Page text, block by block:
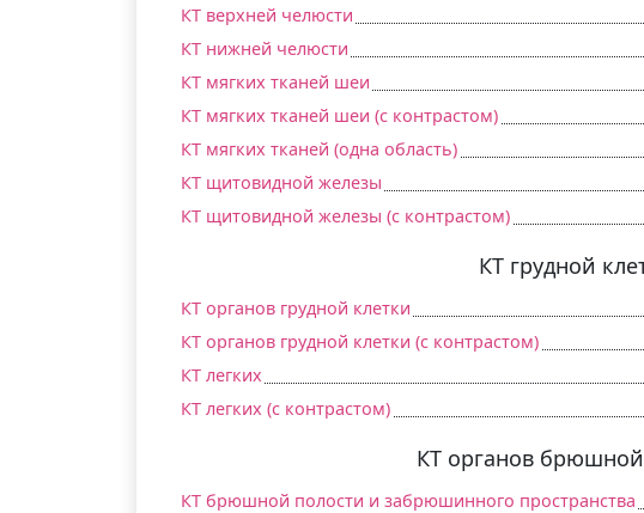
КТ верхней челюсти
КТ нижней челюсти
КТ мягких тканей шеи
КТ мягких тканей шеи (c контрастом)
КТ мягких тканей (одна область)
КТ щитовидной железы
КТ щитовидной железы (c контрастом)
КТ грудной
КТ органов грудной клетки
КТ органов грудной клетки (c контрастом)
КТ легких
КТ легких (c контрастом)
КТ органов
КТ брюшной полости и забрюшинного пространства